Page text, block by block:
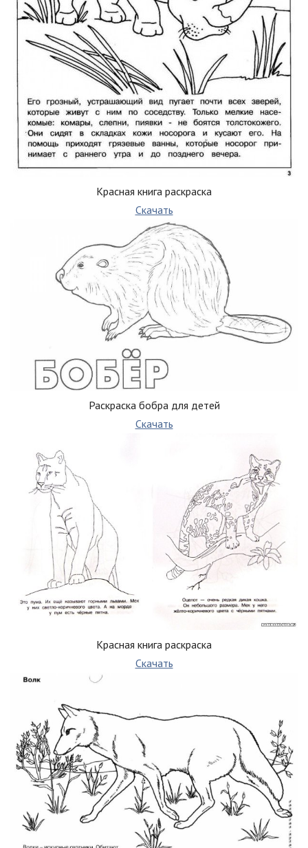
Красная книга раскраска
Скачать
Раскраска бобра для детей
Скачать
Красная книга раскраска
Скачать